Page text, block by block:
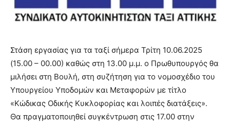
Στάση εργασίας για τα ταξί σήμερα Τρίτη 10.06.2025
(15.00 – 00.00) καθώς στη 13.00 μ.μ. ο Πρωθυπουργός θα
μιλήσει στη Βουλή, στη συζήτηση για το νομοσχέδιο του
Υπουργείου Υποδομών και Μεταφορών με τίτλο
«Κώδικας Οδικής Κυκλοφορίας και λοιπές διατάξεις».
Θα πραγματοποιηθεί συγκέντρωση στις 17.00 στην